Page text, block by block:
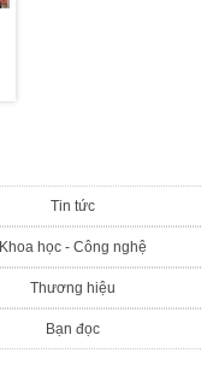
Tin tức
Khoa học - Công nghệ
Thương hiệu
Bạn đọc